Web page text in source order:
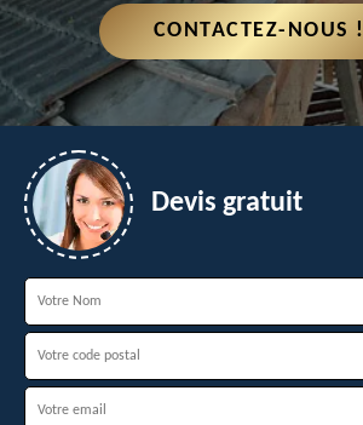
CONTACTEZ-NOUS !
Devis gratuit